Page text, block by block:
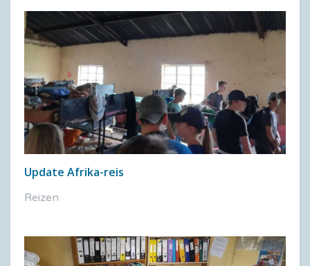
Update Afrika-reis
Reizen